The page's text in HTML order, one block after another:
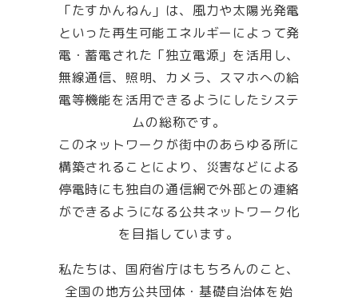
「たすかんねん」は、風力や太陽光発電
といった再生可能エネルギーによって発
電・蓄電された「独立電源」を活用し、
無線通信、照明、カメラ、スマホへの給
電等機能を活用できるようにしたシステ
ムの総称です。
このネットワークが街中のあらゆる所に
構築されることにより、災害などによる
停電時にも独自の通信網で外部との連絡
ができるようになる公共ネットワーク化
を目指しています。
私たちは、国府省庁はもちろんのこと、
全国の地方公共団体・基礎自治体を始